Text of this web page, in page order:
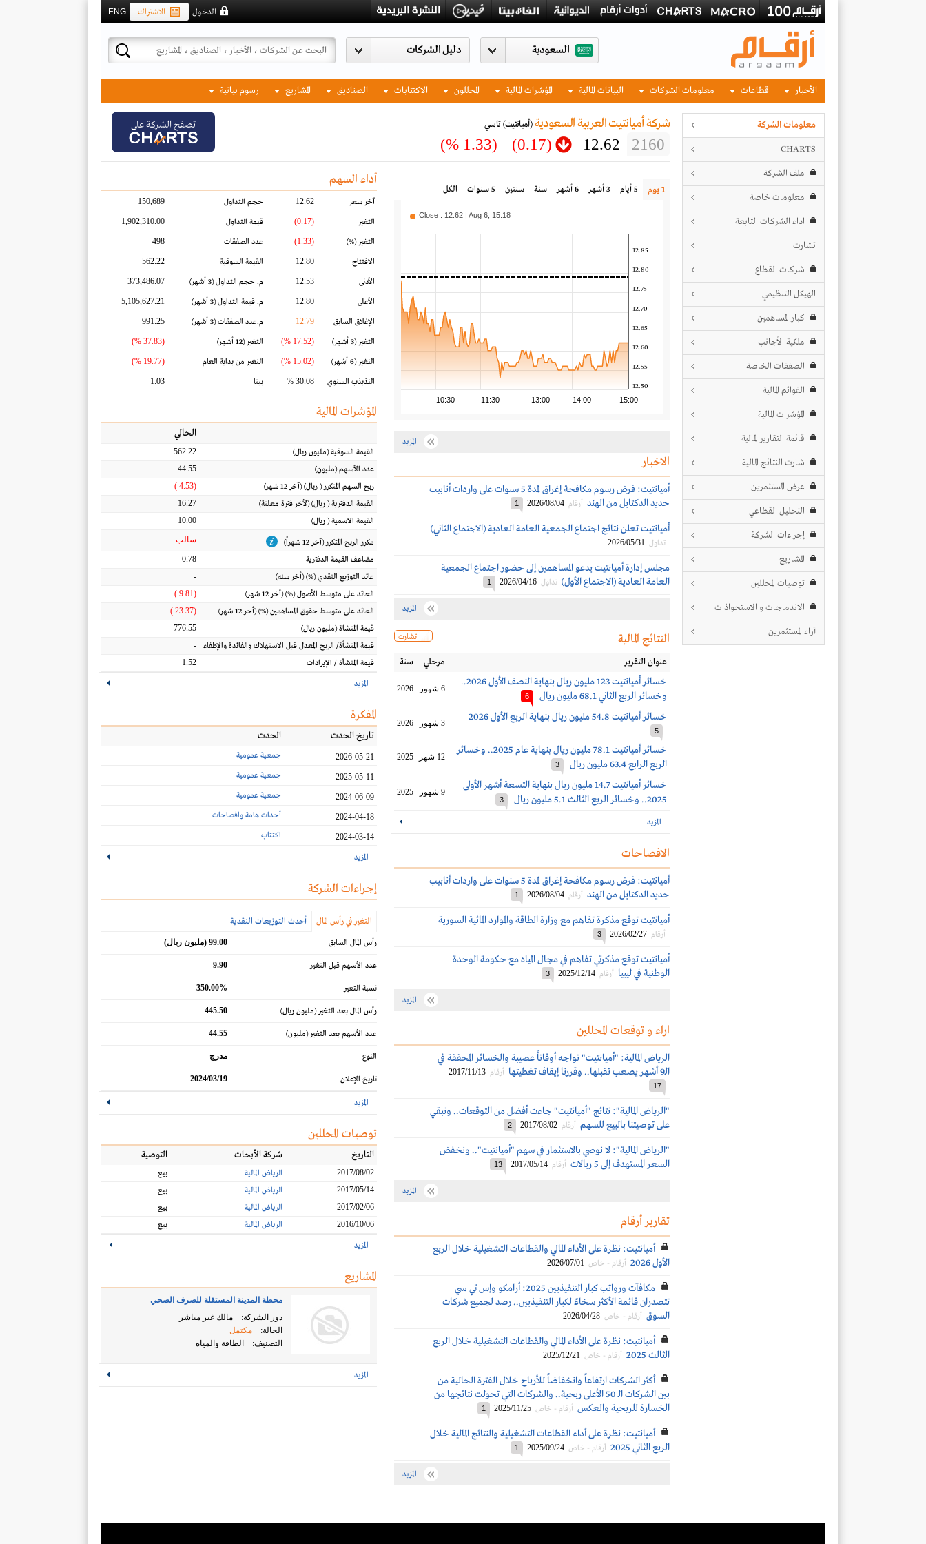
ENG الاشتراك الدخول
السعودية
الأخبار قطاعات معلومات الشركات البيانات المالية المؤشرات المالية المحللون الاكتتابات الصناديق المشاريع رسوم بيانية
معلومات الشركة
CHARTS
ملف الشركة
معلومات خاصة
اداء الشركات التابعة
تشارت
شركات القطاع
الهيكل التنظيمي
كبار المساهمين
ملكية الأجانب
الصفقات الخاصة
القوائم المالية
المؤشرات المالية
قائمة التقارير المالية
شارت النتائج المالية
عرض المستثمرين
التحليل القطاعي
إجراءات الشركة
المشاريع
توصيات المحللين
الاندماجات و الاستحواذات
آراء المستثمرين
شركة أميانتيت العربية السعودية (أميانتيت) تاسي
2160
12.62
(0.17)
(1.33 %)
تصفح الشركة على
1 يوم 5 أيام 3 أشهر 6 أشهر سنة سنتين 5 سنوات الكل
10:30 11:30 13:00 14:00 15:00
12.50
12.55
12.60
12.65
12.70
12.75
12.80
12.85
Close : 12.62 | Aug 6, 15:18
المزيد
الاخبار
أميانتيت: فرض رسوم مكافحة إغراق لمدة 5 سنوات على واردات أنابيب
حديد الدكتايل من الهند أرقام 2026/08/04
1
أميانتيت تعلن نتائج اجتماع الجمعية العامة العادية (الاجتماع الثاني)
تداول 2026/05/31
مجلس إدارة أميانتيت يدعو المساهمين إلى حضور اجتماع الجمعية
العامة العادية (الاجتماع الأول) تداول 2026/04/16
1
المزيد
تشارت النتائج المالية
عنوان التقرير مرحلي سنة
خسائر أميانتيت 123 مليون ريال بنهاية النصف الأول 2026..
وخسائر الربع الثاني 68.1 مليون ريال
6
6 شهور 2026
خسائر أميانتيت 54.8 مليون ريال بنهاية الربع الأول 2026
5
3 شهور 2026
خسائر أميانتيت 78.1 مليون ريال بنهاية عام 2025.. وخسائر
الربع الرابع 63.4 مليون ريال
3
12 شهر 2025
خسائر أميانتيت 14.7 مليون ريال بنهاية التسعة أشهر الأولى
2025.. وخسائر الربع الثالث 5.1 مليون ريال
3
9 شهور 2025
المزيد
الافصاحات
أميانتيت: فرض رسوم مكافحة إغراق لمدة 5 سنوات على واردات أنابيب
حديد الدكتايل من الهند أرقام 2026/08/04
1
أميانتيت توقع مذكرة تفاهم مع وزارة الطاقة والموارد المائية السورية
أرقام 2026/02/27
3
أميانتيت توقع مذكرتي تفاهم في مجال المياه مع حكومة الوحدة
الوطنية في ليبيا أرقام 2025/12/14
3
المزيد
اراء و توقعات المحللين
الرياض المالية: "أميانتيت" تواجه أوقاتاً عصيبة والخسائر المحققة في
الـ9 أشهر يصعب تقبلها.. وقررنا إيقاف تغطيتها
أرقام 2017/11/13
17
"الرياض المالية": نتائج "أميانتيت" جاءت أفضل من التوقعات.. ونبقي
على توصيتنا بالبيع للسهم أرقام 2017/08/02
2
"الرياض المالية": لا نوصي بالاستثمار في سهم "أميانتيت".. ونخفض
السعر المستهدف إلى 5 ريالات
أرقام 2017/05/14
13
المزيد
تقارير أرقام
أميانتيت: نظرة على الأداء المالي والقطاعات التشغيلية خلال الربع
الأول 2026
أرقام - خاص 2026/07/01
مكافآت ورواتب كبار التنفيذيين 2025: أرامكو وإس تي سي
تتصدران قائمة الأكثر سخاءً لكبار التنفيذيين.. رصد لجميع شركات
السوق أرقام - خاص 2026/04/28
أميانتيت: نظرة على الأداء المالي والقطاعات التشغيلية خلال الربع
الثالث 2025
أرقام - خاص 2025/12/21
أكثر الشركات ارتفاعاً وانخفاضاً للأرباح خلال الفترة الحالية من
بين الشركات الـ 50 الأعلى ربحية.. والشركات التي تحولت نتائجها من
الخسارة للربحية والعكس أرقام - خاص 2025/11/25
1
أميانتيت: نظرة على أداء القطاعات التشغيلية والنتائج المالية خلال
الربع الثاني 2025
أرقام - خاص 2025/09/24
1
المزيد
أداء السهم
آخر سعر 12.62
التغير (0.17)
التغير(%)
(1.33)
الافتتاح 12.80
الأدنى 12.53
الأعلى 12.80
الإغلاق السابق 12.79
التغير(3 أشهر) (17.52 %)
التغير(6 أشهر) (15.02 %)
التذبذب السنوي 30.08 %
حجم التداول 150,689
قيمة التداول 1,902,310.00
عدد الصفقات 498
القيمة السوقية 562.22
م. حجم التداول(3 أشهر) 373,486.07
م. قيمة التداول(3 أشهر) 5,105,627.21
م.عدد الصفقات(3 أشهر) 991.25
التغير(12 أشهر) (37.83 %)
التغير من بداية العام (19.77 %)
بيتا 1.03
المؤشرات المالية
الحالي
القيمة السوقية(مليون ريال)
562.22
عدد الأسهم(مليون)
44.55
ربح السهم المتكرر( ريال) (آخر 12 شهر)
(4.53 )
القيمة الدفترية( ريال) (لأخر فترة معلنة)
16.27
القيمة الاسمية( ريال)
10.00
مكرر الربح المتكرر (آخر 12 شهراً) سالب
مضاعف القيمة الدفترية
0.78
عائد التوزيع النقدي(%) (أخر سنه)
-
العائد على متوسط الأصول(%) (أخر 12 شهر)
(9.81 )
العائد على متوسط حقوق المساهمين(%) (أخر 12 شهر)
(23.37 )
قيمة المنشاة(مليون ريال)
776.55
قيمة المنشأة/ الربح المعدل قبل الاستهلاك والفائدة والإطفاء
-
قيمة المنشأة / الإيرادات
1.52
المزيد
المفكرة
تاريخ الحدث الحدث
2026-05-21 جمعية عمومية
2025-05-11 جمعية عمومية
2024-06-09 جمعية عمومية
2024-04-18 أحداث هامة وافصاحات
2024-03-14 اكتتاب
المزيد
إجراءات الشركة
التغير في رأس المال أحدث التوزيعات النقدية
رأس المال السابق 99.00 (مليون ريال)
عدد الأسهم قبل التغير 9.90
نسبة التغير 350.00%
رأس المال بعد التغير(مليون ريال) 445.50
عدد الأسهم بعد التغير(مليون) 44.55
النوع مدرج
تاريخ الإعلان 2024/03/19
المزيد
توصيات المحللين
التاريخ شركة الأبحاث التوصية
2017/08/02 الرياض المالية
بيع
2017/05/14
الرياض المالية
بيع
2017/02/06
الرياض المالية
بيع
2016/10/06
الرياض المالية بيع
المزيد
المشاريع
محطة المدينة المستقلة للصرف الصحي
دور الشركة:
مالك غير مباشر
الحالة:
مكتمل
التصنيف:
الطاقة والمياه
المزيد